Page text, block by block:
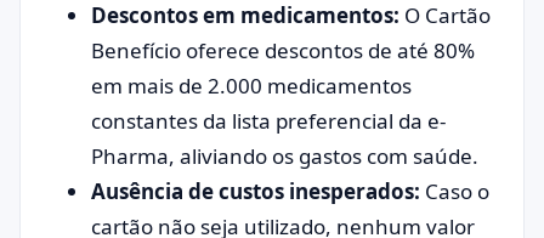
Descontos em medicamentos: O Cartão
Benefício oferece descontos de até 80%
em mais de 2.000 medicamentos
constantes da lista preferencial da e-
Pharma, aliviando os gastos com saúde.
Ausência de custos inesperados: Caso o
cartão não seja utilizado, nenhum valor